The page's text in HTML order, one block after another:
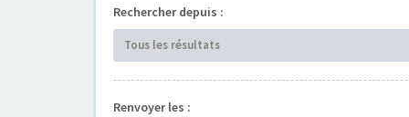
Rechercher depuis :
Tous les résultats
Renvoyer les :